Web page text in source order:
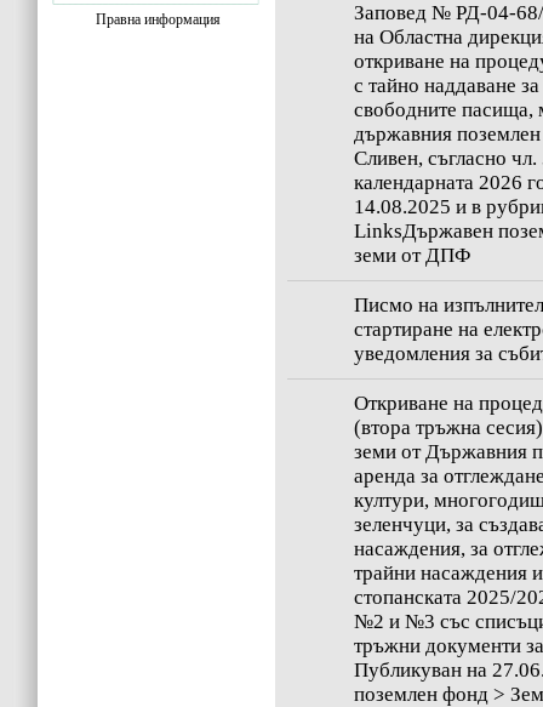
Правна информация
Заповед № РД-04-68/
на Областна
откриване на
с тайно наддаване
свободните пасища,
държавния
Сливен, съгласно
календарната 2026
14.08.2025 и в
LinksДържавен
земи от ДПФ
Писмо на
стартиране на
уведомления за
Oткриване на
(втора тръжна
земи от Държавния
аренда за
култури,
зеленчуци, за
насаждения, за
трайни насаждения
стопанската 2025/
№2 и №3 със
тръжни документи
Публикуван на
поземлен фонд >